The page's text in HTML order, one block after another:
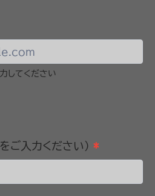
してください
ご入力ください) *